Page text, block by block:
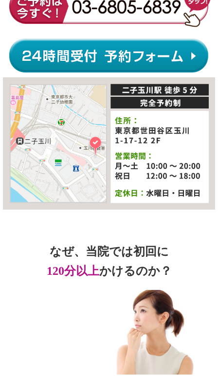
なぜ、当院では初回に
120分以上かけるのか？